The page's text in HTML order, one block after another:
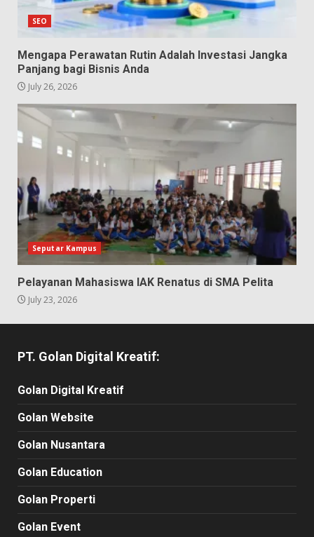
SEO
Mengapa Perawatan Rutin Adalah Investasi Jangka
Panjang bagi Bisnis Anda
July 26, 2026
Seputar Kampus
Pelayanan Mahasiswa IAK Renatus di SMA Pelita
July 23, 2026
PT. Golan Digital Kreatif:
Golan Digital Kreatif
Golan Website
Golan Nusantara
Golan Education
Golan Properti
Golan Event